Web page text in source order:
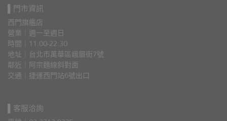
▌門市資訊
西門旗艦店
營業｜週一至週日
時間｜11:00-22:30
地址｜台北市萬華區峨眉街7號
鄰近｜阿宗麵線斜對面
交通｜捷運西門站6號出口
▌客服洽詢